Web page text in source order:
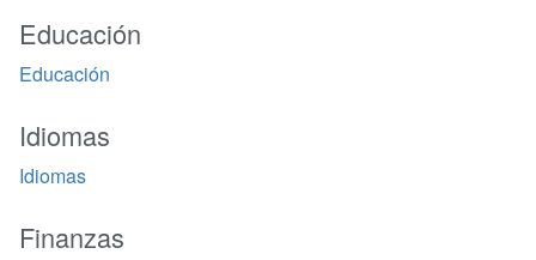
Educación
Educación
Idiomas
Idiomas
Finanzas